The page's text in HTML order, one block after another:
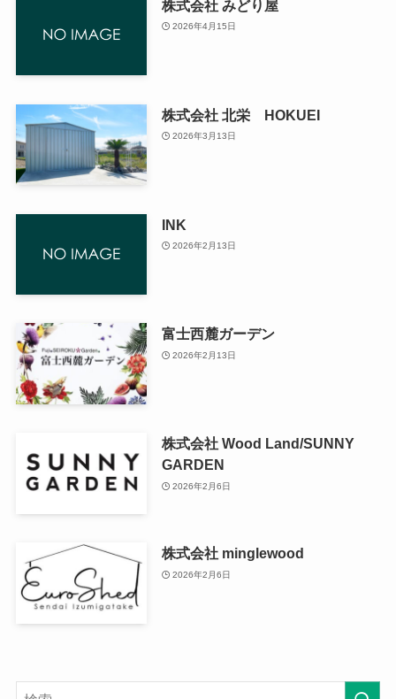
株式会社 みどり屋
2026年4月15日
株式会社 北栄 HOKUEI
2026年3月13日
INK
2026年2月13日
富士西麓ガーデン
2026年2月13日
株式会社 Wood Land/SUNNY
GARDEN
2026年2月6日
株式会社 minglewood
2026年2月6日